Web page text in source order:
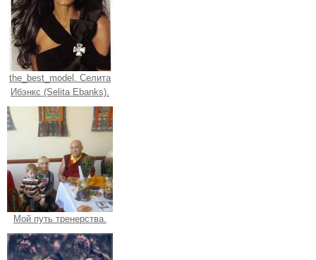
the_best_model. Селита
Ибэнкс (Selita Ebanks).
Мой путь тренерства.